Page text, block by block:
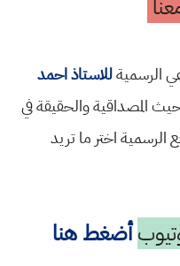
للاستاذ احمد
والحقيقة في
ما تريد
هنا